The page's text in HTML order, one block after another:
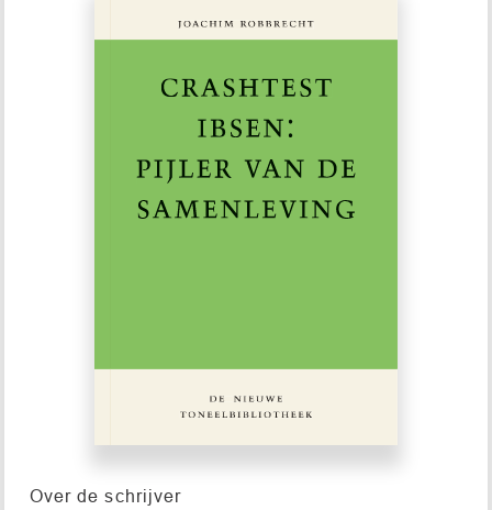
Over de schrijver